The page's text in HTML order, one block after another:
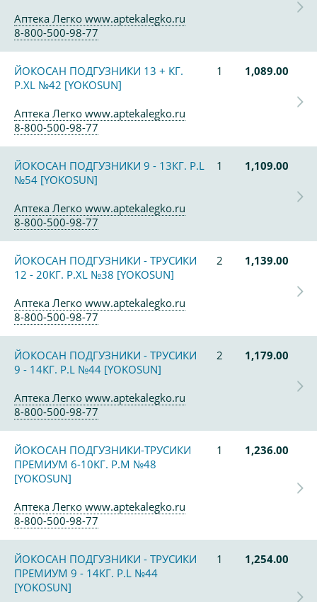
Аптека Легко www.aptekalegko.ru
8-800-500-98-77
ЙОКОСАН ПОДГУЗНИКИ 13 + КГ.
Р.XL №42 [YOKOSUN]
1 1,089.00
Аптека Легко www.aptekalegko.ru
8-800-500-98-77
ЙОКОСАН ПОДГУЗНИКИ 9 - 13КГ. Р.L
№54 [YOKOSUN]
1 1,109.00
Аптека Легко www.aptekalegko.ru
8-800-500-98-77
ЙОКОСАН ПОДГУЗНИКИ - ТРУСИКИ
12 - 20КГ. Р.XL №38 [YOKOSUN]
2 1,139.00
Аптека Легко www.aptekalegko.ru
8-800-500-98-77
ЙОКОСАН ПОДГУЗНИКИ - ТРУСИКИ
9 - 14КГ. Р.L №44 [YOKOSUN]
2 1,179.00
Аптека Легко www.aptekalegko.ru
8-800-500-98-77
ЙОКОСАН ПОДГУЗНИКИ-ТРУСИКИ
ПРЕМИУМ 6-10КГ. Р.М №48
[YOKOSUN]
1 1,236.00
Аптека Легко www.aptekalegko.ru
8-800-500-98-77
ЙОКОСАН ПОДГУЗНИКИ - ТРУСИКИ
ПРЕМИУМ 9 - 14КГ. Р.L №44
[YOKOSUN]
1 1,254.00